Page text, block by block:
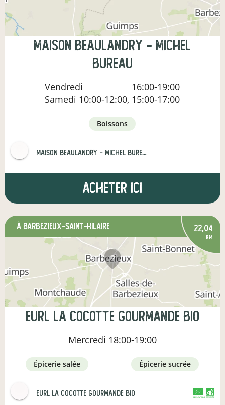
Maison Beaulandry - Michel
BUREAU
Vendredi
16:00-19:00
Samedi 10:00-12:00, 15:00-17:00
boissons
Maison Beaulandry - Michel BUREAU et Fils
Acheter ici
à Barbezieux-Saint-Hilaire 22,04
km
eurl la cocotte gourmande bio
Mercredi 18:00-19:00
épicerie salée épicerie sucrée
eurl la cocotte gourmande bio